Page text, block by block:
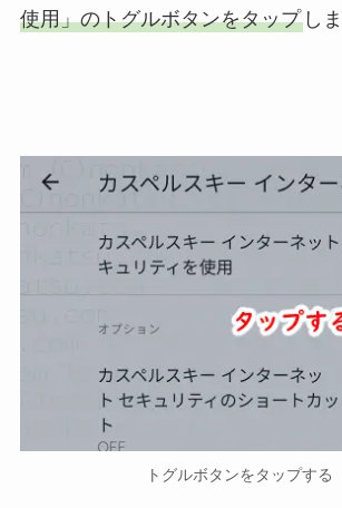
使用」のトグルボタンをタップしま
トグルボタンをタップする